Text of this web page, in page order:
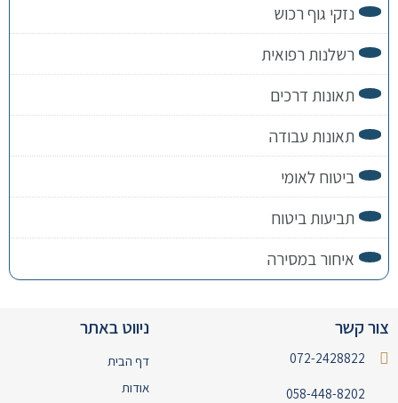
נזקי גוף רכוש
רשלנות רפואית
תאונות דרכים
תאונות עבודה
ביטוח לאומי
תביעות ביטוח
איחור במסירה
צור קשר
072-2428822
058-448-8202
ניווט באתר
דף הבית
אודות